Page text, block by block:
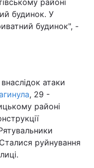
районі
будинок. У
будинок", -
атаки
, 29 -
районі
Сталися руйнування